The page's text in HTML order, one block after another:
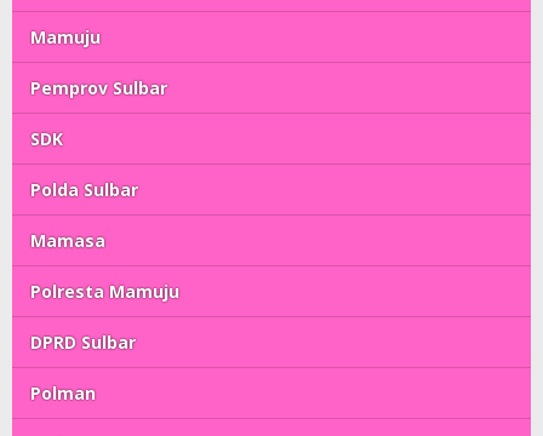
Mamuju
Pemprov Sulbar
SDK
Polda Sulbar
Mamasa
Polresta Mamuju
DPRD Sulbar
Polman